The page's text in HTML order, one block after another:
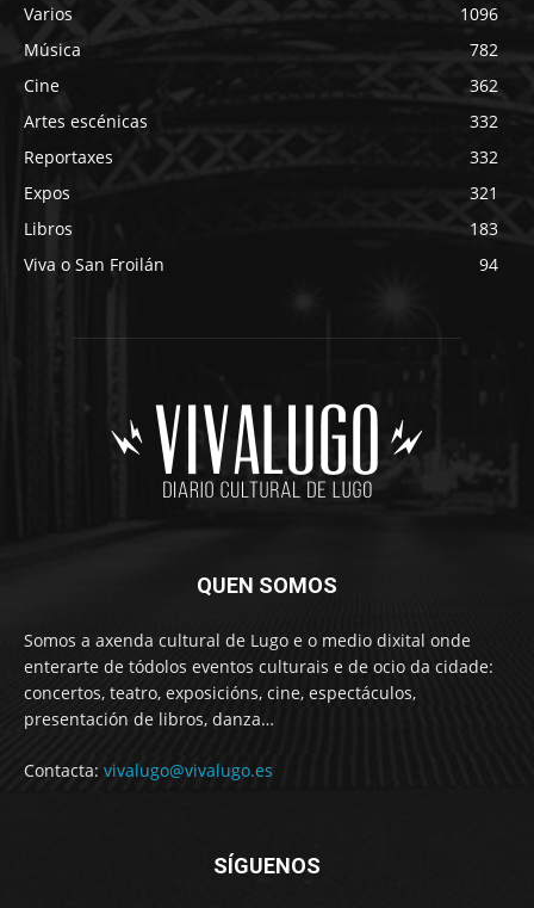
Varios
1096
Música
782
Cine
362
Artes escénicas
332
Reportaxes
332
Expos
321
Libros
183
Viva o San Froilán
94
QUEN SOMOS
Somos a axenda cultural de Lugo e o medio dixital onde
enterarte de tódolos eventos culturais e de ocio da cidade:
concertos, teatro, exposicións, cine, espectáculos,
presentación de libros, danza…
Contacta: vivalugo@vivalugo.es
SÍGUENOS